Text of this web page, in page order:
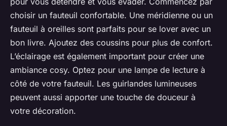
choisir un fauteuil confortable. Une méridienne ou un
fauteuil à oreilles sont parfaits pour se lover avec un
bon livre. Ajoutez des coussins pour plus de confort.
L’éclairage est également important pour créer une
ambiance cosy. Optez pour une lampe de lecture à
côté de votre fauteuil. Les guirlandes lumineuses
peuvent aussi apporter une touche de douceur à
votre décoration.